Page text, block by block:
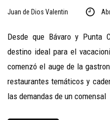
Juan de Dios Valentin
Desde que Bávaro y Punta
destino ideal para el
comenzó el auge de la
restaurantes temáticos y
las demandas de un comensal